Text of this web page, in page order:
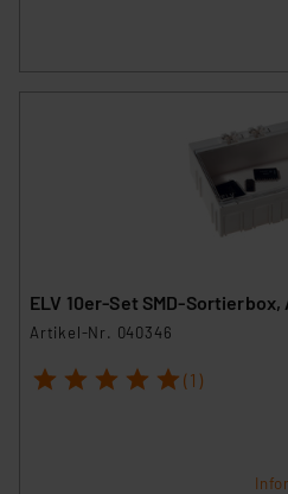
ELV 10er-Set SMD-
Artikel-Nr. 040346
1 2 3 4 5 (1)